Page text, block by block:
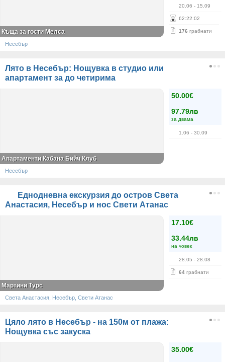
20.06 - 15.09
62:22:01
176 грабнати
Къща за гости Мелса
Несебър
Лято в Несебър: Нощувка в студио или
апартамент за до четирима
50.00€
97.79лв
за двама
1.06 - 30.09
Апартаменти Кабана Бийч Клуб
Несебър
Еднодневна екскурзия до остров Света
Анастасия, Несебър и нос Свети Атанас
17.10€
33.44лв
на човек
28.05 - 28.08
64 грабнати
Мартини Турс
Света Анастасия, Несебър, Свети Атанас
Цяло лято в Несебър - на 150м от плажа:
Нощувка със закуска
35.00€